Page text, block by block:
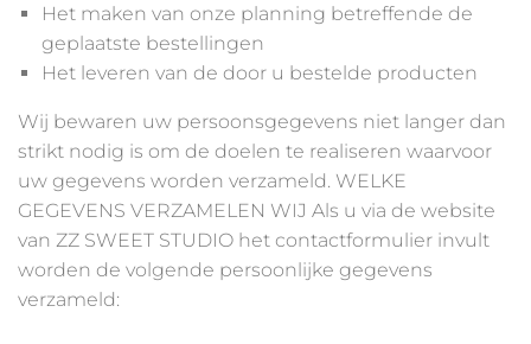
Het maken van onze planning betreffende de
geplaatste bestellingen
Het leveren van de door u bestelde producten
Wij bewaren uw persoonsgegevens niet langer dan
strikt nodig is om de doelen te realiseren waarvoor
uw gegevens worden verzameld. WELKE
GEGEVENS VERZAMELEN WIJ Als u via de website
van ZZ SWEET STUDIO het contactformulier invult
worden de volgende persoonlijke gegevens
verzameld: